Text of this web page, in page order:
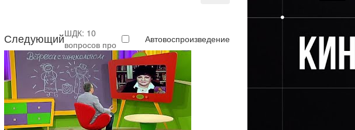
Следующий Автовоспроизведение
ШДК: 10
вопросов про